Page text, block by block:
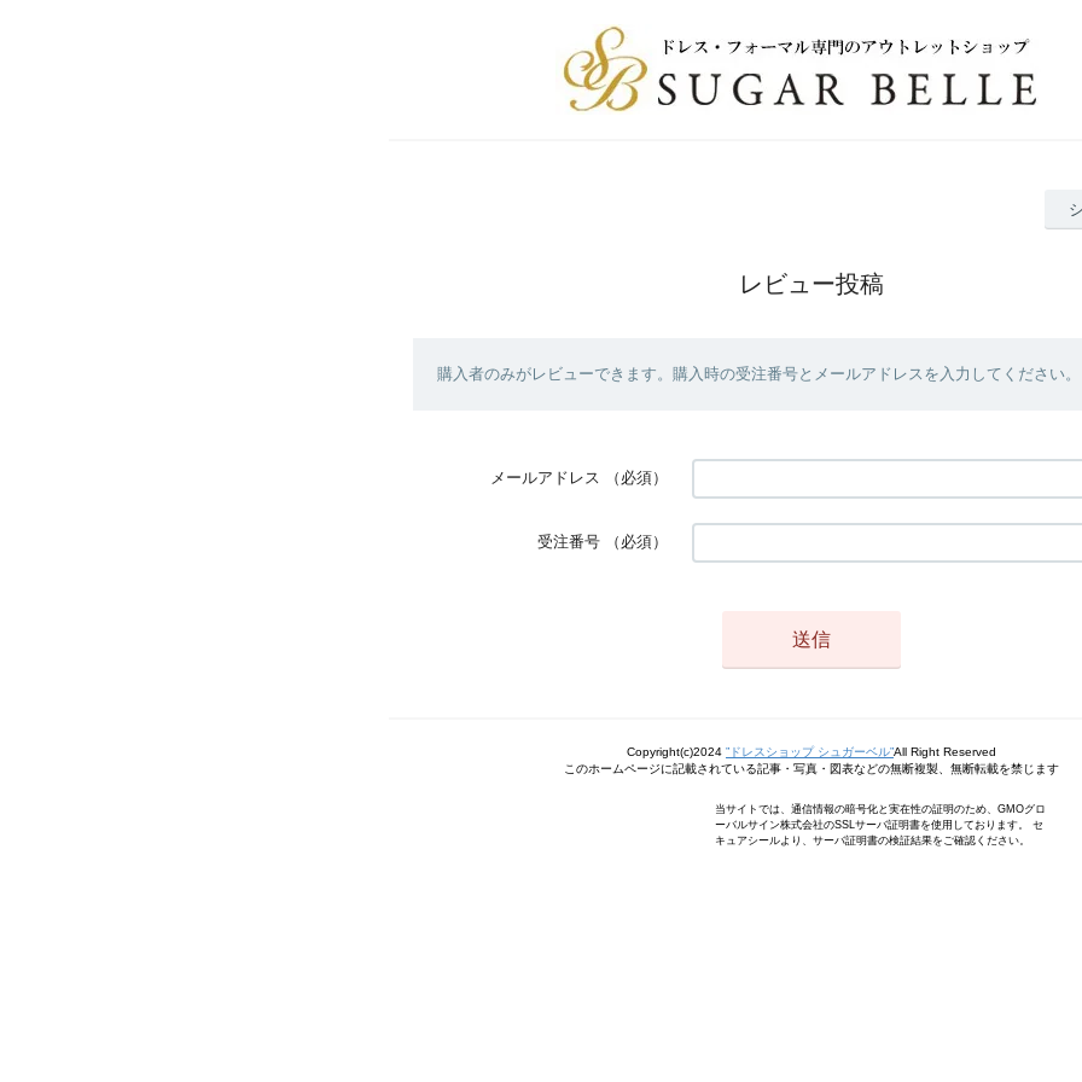
レビュー投稿
購入者のみがレビューできます。購入時の受注番号とメールアドレスを入力してください。
メールアドレス （必須）
受注番号 （必須）
Copyright(c)2024 ”ドレスショップ シュガーベル”All Right Reserved
このホームページに記載されている記事・写真・図表などの無断複製、無断転載を禁じます
当サイトでは、通信情報の暗号化と実在性の証明のため、GMOグロ
ーバルサイン株式会社のSSLサーバ証明書を使用しております。 セ
キュアシールより、サーバ証明書の検証結果をご確認ください。